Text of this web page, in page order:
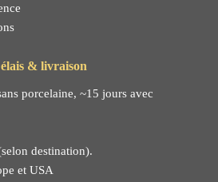
& livraison
porcelaine, ~15 jours avec
destination).
et USA